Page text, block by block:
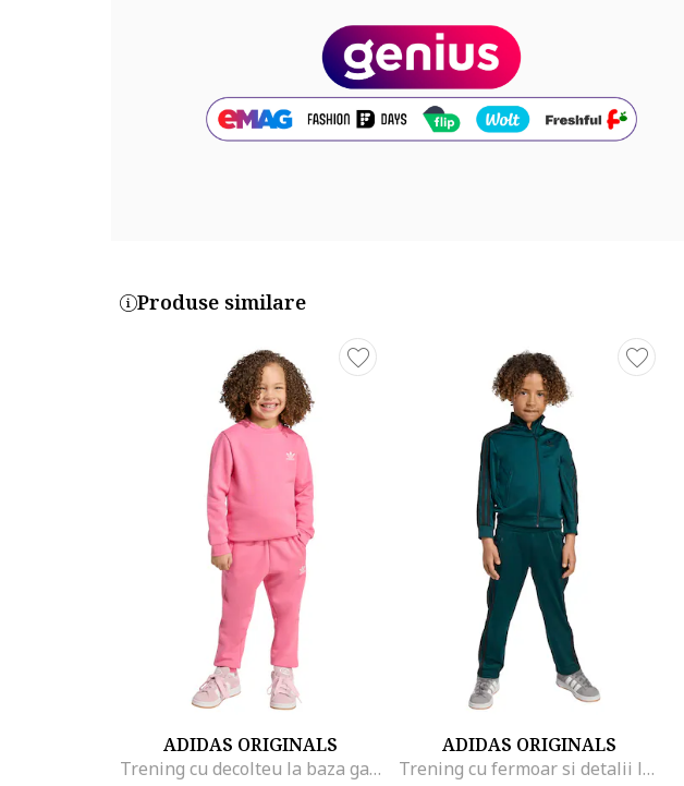
Produse similare
ADIDAS ORIGINALS
Trening cu decolteu la baza gatului, Roz
ADIDAS ORIGINALS
Trening cu fermoar si detalii logo Firebird, Albastru petrol